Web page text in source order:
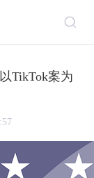
TikTok案为